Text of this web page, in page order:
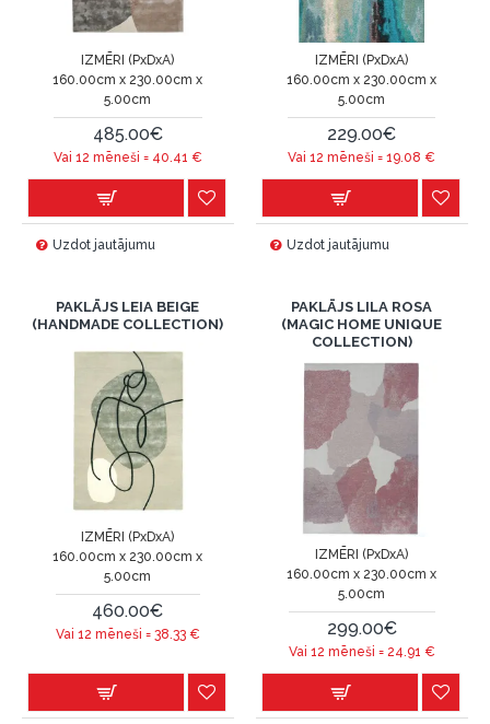
IZMĒRI (PxDxA)
160.00cm x 230.00cm x
5.00cm
485.00€
Vai 12 mēneši = 40.41 €
Uzdot jautājumu
IZMĒRI (PxDxA)
160.00cm x 230.00cm x
5.00cm
229.00€
Vai 12 mēneši =19.08 €
Uzdot jautājumu
PAKLĀJS LEIA BEIGE
(HANDMADE COLLECTION)
IZMĒRI (PxDxA)
160.00cm x 230.00cm x
5.00cm
460.00€
Vai 12 mēneši = 38.33€
PAKLĀJS LILA ROSA
(MAGIC HOME UNIQUE
COLLECTION)
IZMĒRI (PxDxA)
160.00cm x 230.00cm x
5.00cm
299.00€
Vai 12 mēneši = 24.91 €